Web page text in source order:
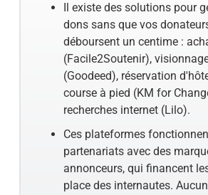
Il existe des solutions pour
dons sans que vos
déboursent un centime :
(Facile2Soutenir),
(Goodeed), réservation
course à pied (KM for
recherches internet (Lilo).
Ces plateformes
partenariats avec des
annonceurs, qui financent
place des internautes.